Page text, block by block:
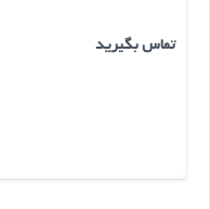
تماس بگیرید